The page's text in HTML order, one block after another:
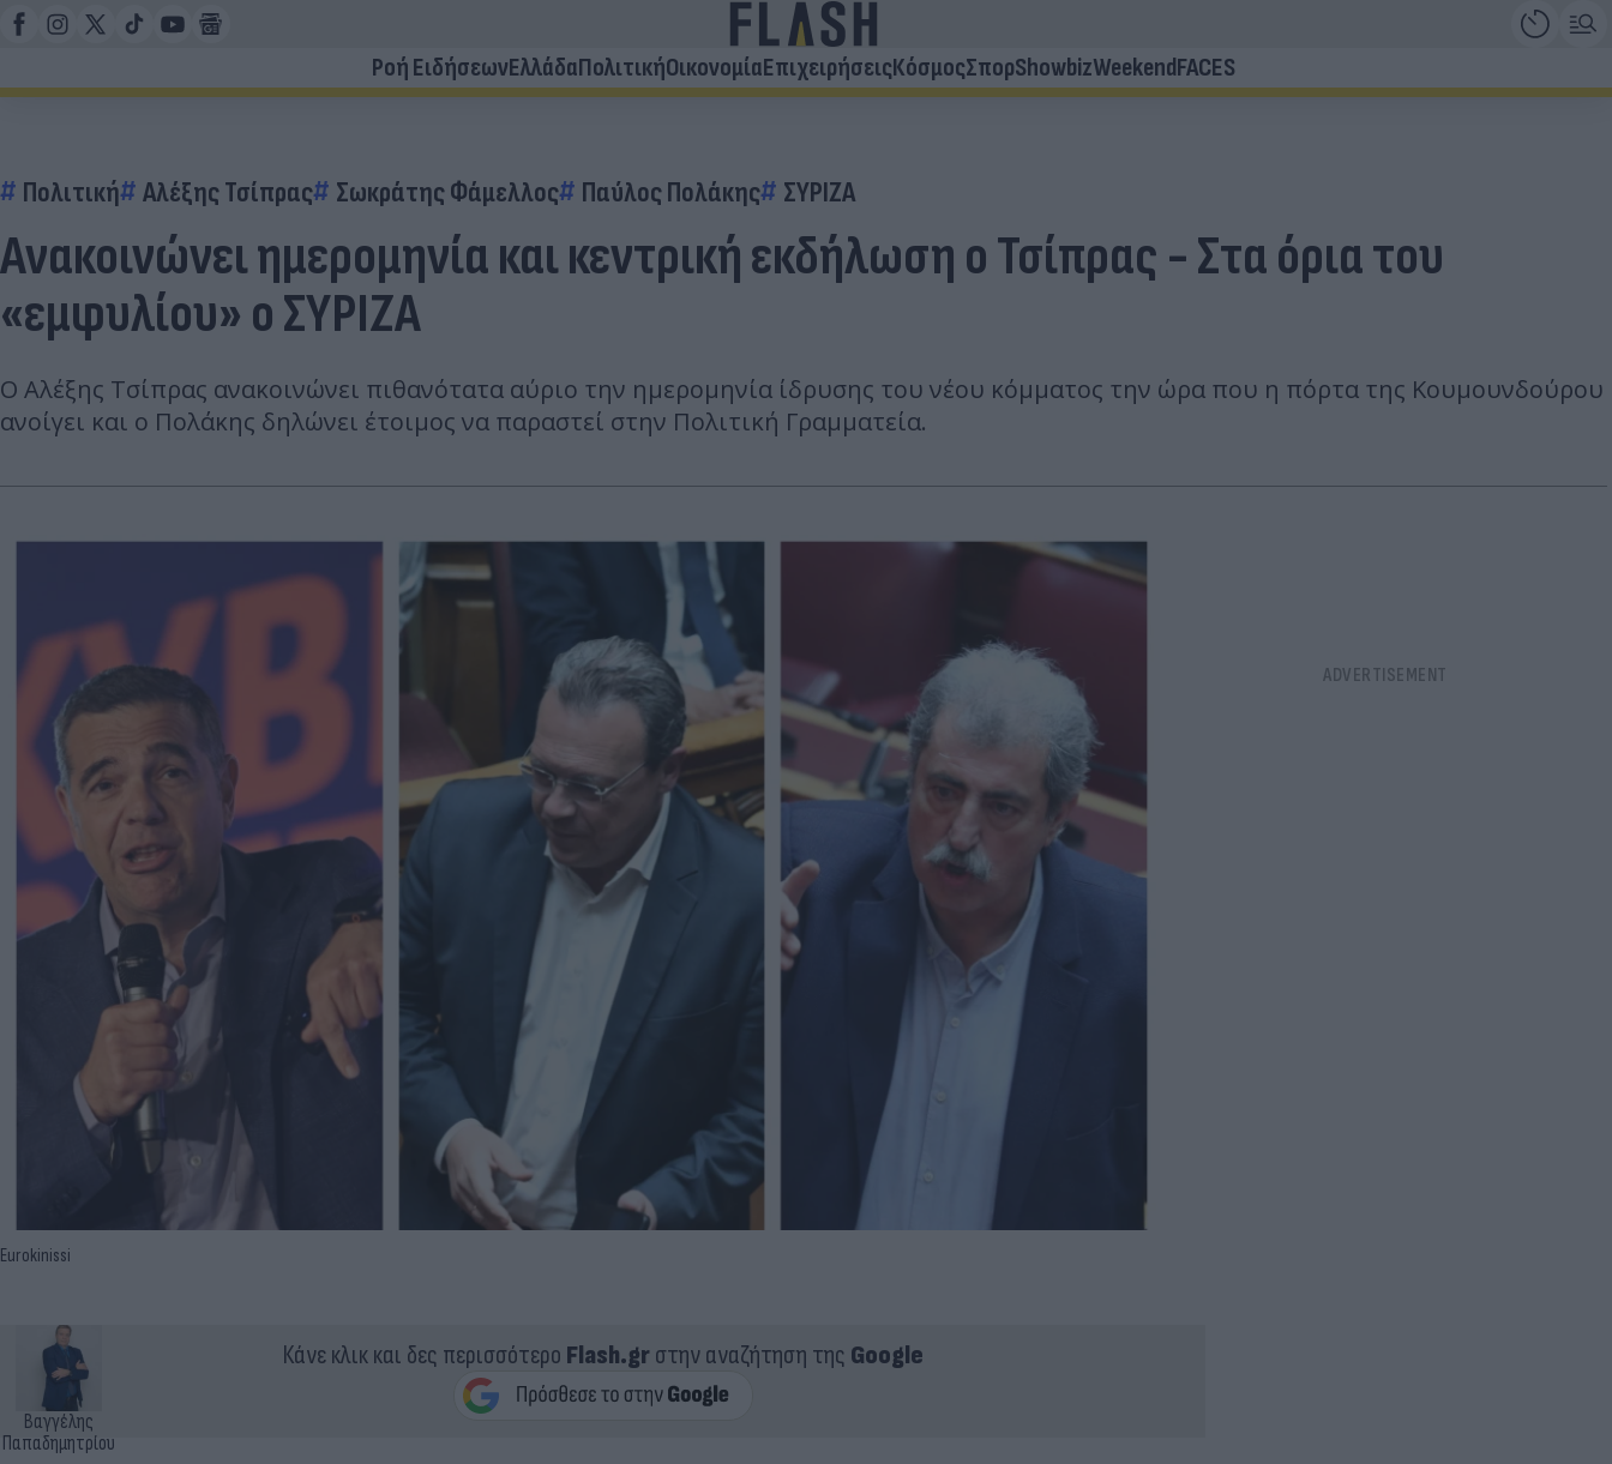
Ροή ΕιδήσεωνΕλλάδαΠολιτικήΟικονομίαΕπιχειρήσειςΚόσμοςΣπορShowbizWeekendFACES
Πολιτική Αλέξης Τσίπρας Σωκράτης Φάμελλος Παύλος Πολάκης ΣΥΡΙΖΑ
Ανακοινώνει ημερομηνία και κεντρική εκδήλωση ο Τσίπρας - Στα όρια του
«εμφυλίου» ο ΣΥΡΙΖΑ
Ο Αλέξης Τσίπρας ανακοινώνει πιθανότατα αύριο την ημερομηνία ίδρυσης του νέου κόμματος την ώρα που η πόρτα της Κουμουνδούρου
ανοίγει και ο Πολάκης δηλώνει έτοιμος να παραστεί στην Πολιτική Γραμματεία.
Eurokinissi
Βαγγέλης
Παπαδημητρίου
Κάνε κλικ και δες περισσότερο Flash.grστην αναζήτηση της Google